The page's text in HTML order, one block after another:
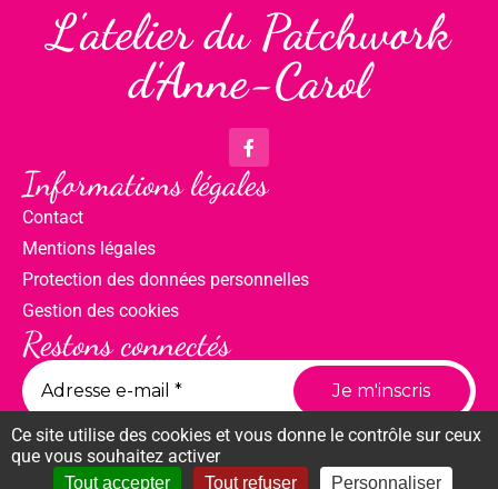
L'atelier du Patchwork
d'Anne-Carol
Informations légales
Contact
Mentions légales
Protection des données personnelles
Gestion des cookies
Restons connectés
Ce site utilise des cookies et vous donne le contrôle sur ceux
que vous souhaitez activer
Tout accepter Tout refuser Personnaliser